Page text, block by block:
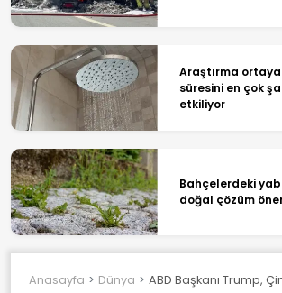
Araştırma ortaya
süresini en çok
etkiliyor
Bahçelerdeki
doğal çözüm
Anasayfa Dünya ABD Başkanı Trump,